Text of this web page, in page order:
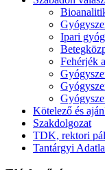
Ipari
Fehérjék
Kötelező és
Szakdolgozat
TDK, rektori
Tantárgyi